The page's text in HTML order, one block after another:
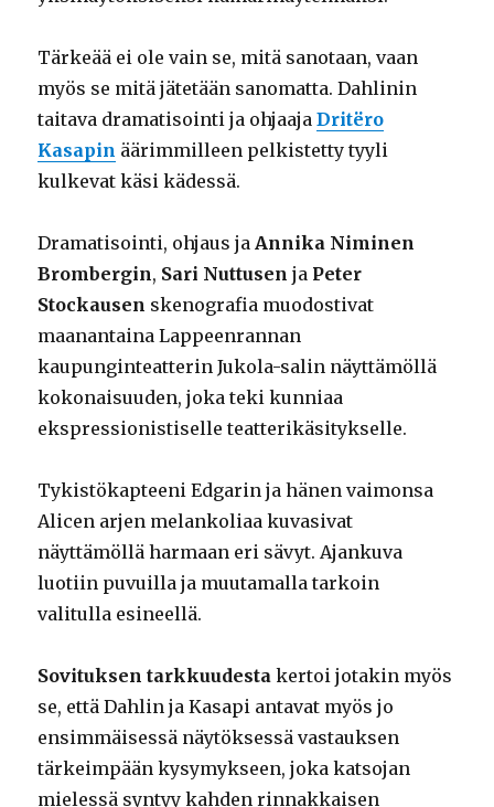
Tärkeää ei ole vain se, mitä sanotaan, vaan
myös se mitä jätetään sanomatta. Dahlinin
taitava dramatisointi ja ohjaajaDritëro
Kasapin äärimmilleen pelkistetty tyyli
kulkevat käsi kädessä.
Dramatisointi, ohjaus jaAnnika Niminen
Brombergin, Sari Nuttusen ja Peter
Stockausen skenografia muodostivat
maanantaina Lappeenrannan
kaupunginteatterin Jukola-salin näyttämöllä
kokonaisuuden, joka teki kunniaa
ekspressionistiselle teatterikäsitykselle.
Tykistökapteeni Edgarin ja hänen vaimonsa
Alicen arjen melankoliaa kuvasivat
näyttämöllä harmaan eri sävyt. Ajankuva
luotiin puvuilla ja muutamalla tarkoin
valitulla esineellä.
Sovituksen tarkkuudesta kertoi jotakin myös
se, että Dahlin ja Kasapi antavat myös jo
ensimmäisessä näytöksessä vastauksen
tärkeimpään kysymykseen, joka katsojan
mielessä syntyy kahden rinnakkaisen